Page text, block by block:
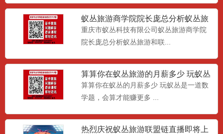
蚁丛旅游商学院院长庞总分析蚁丛旅
游和联盟链
重庆市蚁丛科技有限公司蚁丛旅游商学院
院长庞总分析蚁丛旅游和联...
算算你在蚁丛旅游的月薪多少 玩蚁丛
旅游联盟链是一道数学题，
算算你在蚁丛的月薪多少 玩蚁丛是一道数
学题，会算才能赚更多 ...
热烈庆祝蚁丛旅游联盟链直播即将上